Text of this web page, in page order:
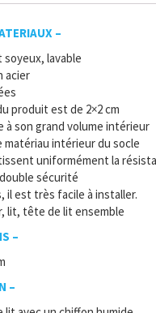
–
lavable
acier
produit est de 2×2 cm
à son grand volume intérieur
intérieur du socle
uniformément la
sécurité
il est très facile à installer.
lit, tête de lit ensemble
–
–